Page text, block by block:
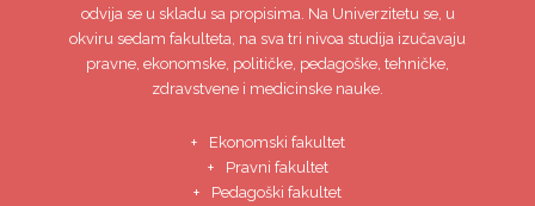
odvija se u skladu sa propisima. Na Univerzitetu se, u
okviru sedam fakulteta, na sva tri nivoa studija izučavaju
pravne, ekonomske, političke, pedagoške, tehničke,
zdravstvene i medicinske nauke.
Ekonomski fakultet
Pravni fakultet
Pedagoški fakultet